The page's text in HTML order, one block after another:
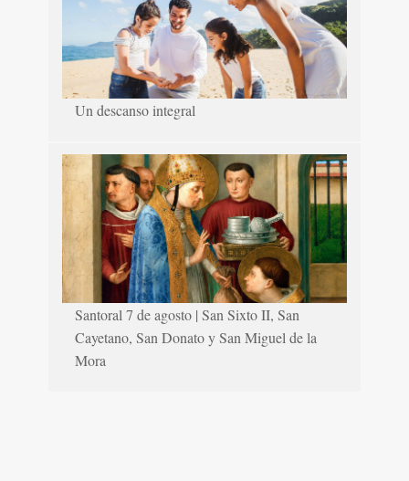
Un descanso integral
Santoral 7 de agosto | San Sixto II, San
Cayetano, San Donato y San Miguel de la
Mora